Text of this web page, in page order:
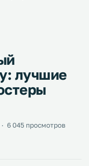
лучшие
· 6 045 просмотров